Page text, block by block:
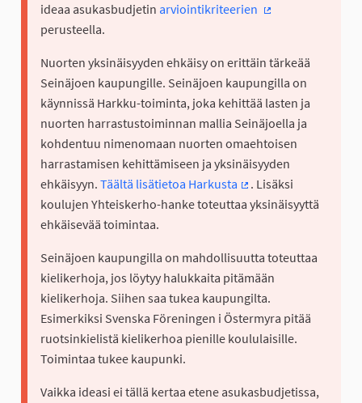
ideaa asukasbudjetin arviointikriteerien
perusteella.
Nuorten yksinäisyyden ehkäisy on erittäin tärkeää
Seinäjoen kaupungille. Seinäjoen kaupungilla on
käynnissä Harkku-toiminta, joka kehittää lasten ja
nuorten harrastustoiminnan mallia Seinäjoella ja
kohdentuu nimenomaan nuorten omaehtoisen
harrastamisen kehittämiseen ja yksinäisyyden
ehkäisyyn. Täältä lisätietoa Harkusta
(Ulkoinen linkki)
. Lisäksi
koulujen Yhteiskerho-hanke toteuttaa yksinäisyyttä
ehkäisevää toimintaa.
Seinäjoen kaupungilla on mahdollisuutta toteuttaa
kielikerhoja, jos löytyy halukkaita pitämään
kielikerhoja. Siihen saa tukea kaupungilta.
Esimerkiksi Svenska Föreningen i Östermyra pitää
ruotsinkielistä kielikerhoa pienille koululaisille.
Toimintaa tukee kaupunki.
Vaikka ideasi ei tällä kertaa etene asukasbudjetissa,